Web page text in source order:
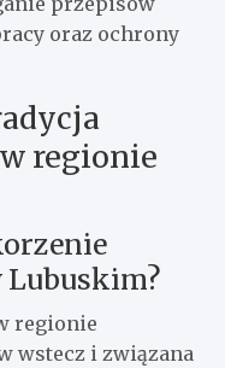
oraz ochrony
regionie
regionie
wstecz i związana